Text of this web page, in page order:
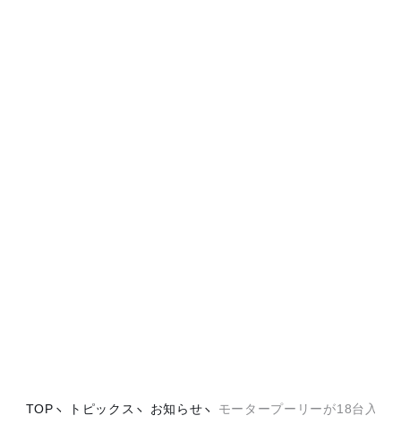
TOP トピックス お知らせ モータープーリーが18台入荷